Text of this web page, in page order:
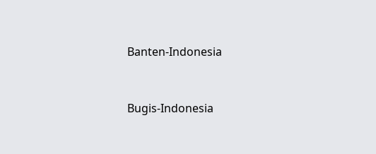
Banten-Indonesia
Bugis-Indonesia